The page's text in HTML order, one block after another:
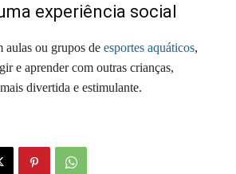
experiência social
aulas ou grupos de esportes aquáticos,
e aprender com outras crianças,
divertida e estimulante.